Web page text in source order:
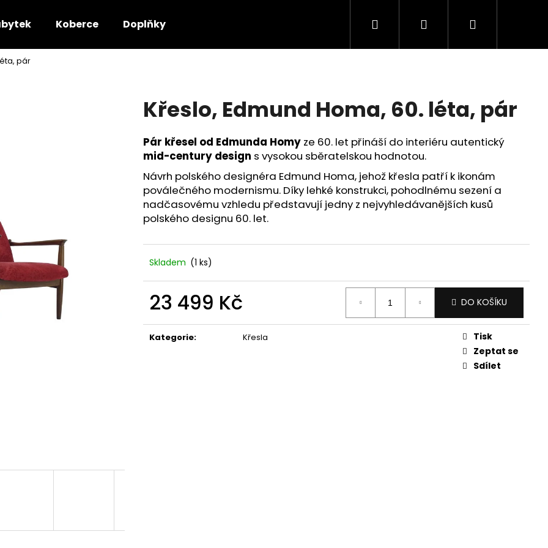
Koberce Doplňky Hledat PřihlášeníNákupní
pár
Křeslo, Edmund Homa, 60. léta, pár
Pár křesel od Edmunda Homy ze 60. let přináší do interiéru autentický
mid-century design s vysokou sběratelskou hodnotou.
Návrh polského designéra Edmund Homa, jehož křesla patří k ikonám
poválečného modernismu. Díky lehké konstrukci, pohodlnému sezení a
nadčasovému vzhledu představují jedny z nejvyhledávanějších kusů
polského designu 60. let.
Skladem (1 ks)
23 499 Kč
cena:
DO KOŠÍKU
Kategorie: Křesla
Tisk
Zeptat se
Sdílet
Co potřebujete najít?
HLEDAT